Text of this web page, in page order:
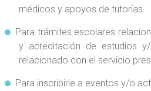
médicos y apoyos de tutorías.
Para trámites escolares
y acreditación de estudios
relacionado con el servicio
Para inscribirle a eventos y/o